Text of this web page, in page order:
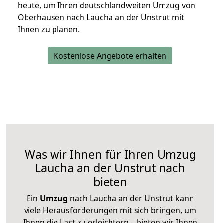
heute, um Ihren deutschlandweiten Umzug von
Oberhausen nach Laucha an der Unstrut mit
Ihnen zu planen.
Kostenlose Angebote erhalten
Was wir Ihnen für Ihren Umzug
Laucha an der Unstrut nach
bieten
Ein Umzug nach Laucha an der Unstrut kann
viele Herausforderungen mit sich bringen, um